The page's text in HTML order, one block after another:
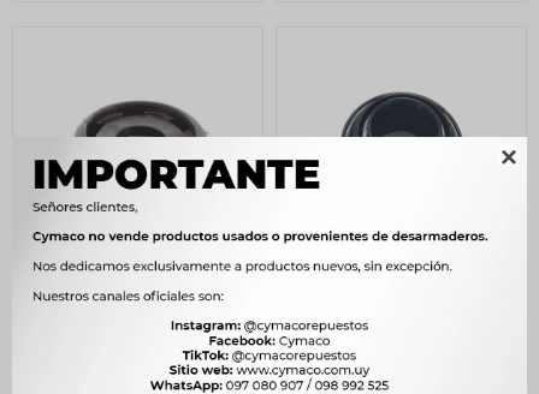

CAZOLETA
AMORTIGUADOR LIFAN
TRASERA LIFAN 320 -
$ 754
AMORTIGUADOR EFFA
S/GRAPODINA DELANT.
CARGO -